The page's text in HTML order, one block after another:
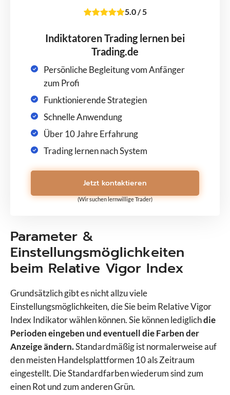
5.0 / 5
Indiktatoren Trading lernen bei
Trading.de
Persönliche Begleitung vom Anfänger
zum Profi
Funktionierende Strategien
Schnelle Anwendung
Über 10 Jahre Erfahrung
Trading lernen nach System
Jetzt kontaktieren
(Wir suchen lernwillige Trader)
Parameter &
Einstellungsmöglichkeiten
beim Relative Vigor Index
Grundsätzlich gibt es nicht allzu viele
Einstellungsmöglichkeiten, die Sie beim Relative Vigor
Index Indikator wählen können. Sie können lediglichdie
Perioden eingeben und eventuell die Farben der
Anzeige ändern.Standardmäßig ist normalerweise auf
den meisten Handelsplattformen 10 als Zeitraum
eingestellt. Die Standardfarben wiederum sind zum
einen Rot und zum anderen Grün.